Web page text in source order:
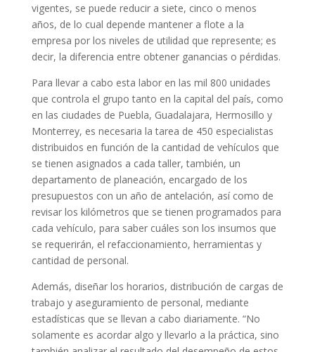
vigentes, se puede reducir a siete, cinco o menos
años, de lo cual depende mantener a flote a la
empresa por los niveles de utilidad que represente; es
decir, la diferencia entre obtener ganancias o pérdidas.
Para llevar a cabo esta labor en las mil 800 unidades
que controla el grupo tanto en la capital del país, como
en las ciudades de Puebla, Guadalajara, Hermosillo y
Monterrey, es necesaria la tarea de 450 especialistas
distribuidos en función de la cantidad de vehículos que
se tienen asignados a cada taller, también, un
departamento de planeación, encargado de los
presupuestos con un año de antelación, así como de
revisar los kilómetros que se tienen programados para
cada vehículo, para saber cuáles son los insumos que
se requerirán, el refaccionamiento, herramientas y
cantidad de personal.
Además, diseñar los horarios, distribución de cargas de
trabajo y aseguramiento de personal, mediante
estadísticas que se llevan a cabo diariamente. “No
solamente es acordar algo y llevarlo a la práctica, sino